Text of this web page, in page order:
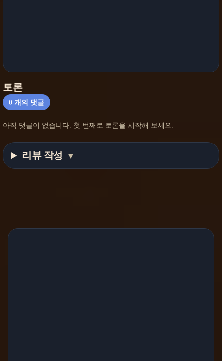
토론
0개의 댓글
아직 댓글이 없습니다. 첫 번째로 토론을 시작해 보세요.
리뷰 작성 ▼